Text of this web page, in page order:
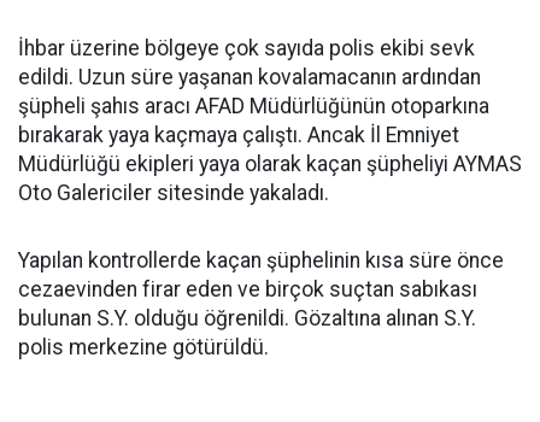
İhbar üzerine bölgeye çok sayıda polis ekibi sevk
edildi. Uzun süre yaşanan kovalamacanın ardından
şüpheli şahıs aracı AFAD Müdürlüğünün otoparkına
bırakarak yaya kaçmaya çalıştı. Ancak İl Emniyet
Müdürlüğü ekipleri yaya olarak kaçan şüpheliyi AYMAS
Oto Galericiler sitesinde yakaladı.
Yapılan kontrollerde kaçan şüphelinin kısa süre önce
cezaevinden firar eden ve birçok suçtan sabıkası
bulunan S.Y. olduğu öğrenildi. Gözaltına alınan S.Y.
polis merkezine götürüldü.